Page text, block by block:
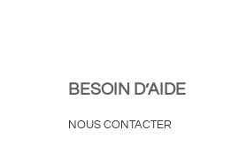
BESOIN D’AIDE
NOUS CONTACTER